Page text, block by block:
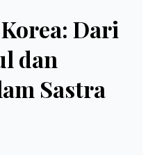
Dari
dan
Sastra